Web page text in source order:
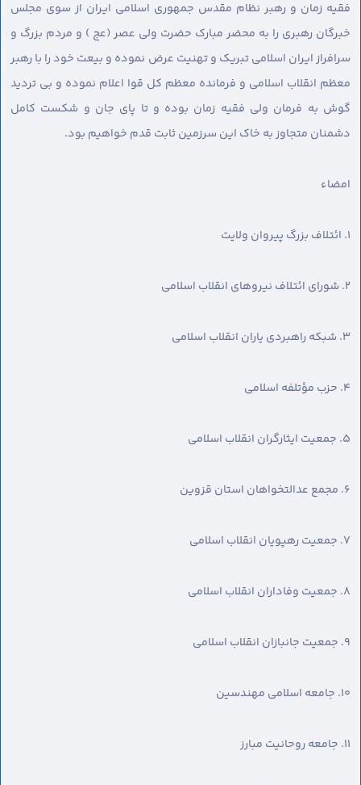
فقیه زمان و رهبر نظام مقدس جمهوری اسلامی ایران از سوی مجلس
خبرگان رهبری را به محضر مبارک حضرت ولی عصر (عج ) و مردم بزرگ و
سرافراز ایران اسلامی تبریک و تهنیت عرض نموده و بیعت خود را با رهبر
معظم انقلاب اسلامی و فرمانده معظم کل قوا اعلام نموده و بی تردید
گوش به فرمان ولی فقیه زمان بوده و تا پای جان و شکست کامل
دشمنان متجاوز به خاک این سرزمین ثابت قدم خواهیم بود.
امضاء
١. ائتلاف بزرگ پیروان ولایت
٢. شورای ائتلاف نیروهای انقلاب اسلامی
۳. شبکه راهبردی یاران انقلاب اسلامی
۴. حزب مؤتلفه اسلامی
۵. جمعیت ایثارگران انقلاب اسلامی
۶. مجمع عدالتخواهان استان قزوین
۷. جمعیت رهپویان انقلاب اسلامی
۸. جمعیت وفاداران انقلاب اسلامی
۹. جمعیت جانبازان انقلاب اسلامی
۱۰. جامعه اسلامی مهندسین
۱۱. جامعه روحانیت مبارز